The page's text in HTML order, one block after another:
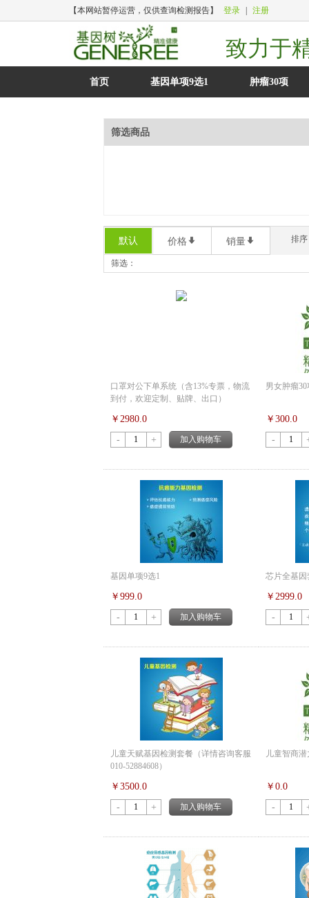
【本网站暂停运营，仅供查询检测报告】 登录 注册
致力于
首页 基因单项9选1 肿瘤30项
筛选商品
默认 价格 * 销量* 排
筛选：
口罩对公下单系统（含13%专票，物流
到付，欢迎定制、贴牌、出口）
￥2980.0
-
+ 加入购物车
男女肿瘤30
￥300.0
-
基因单项9选1
￥999.0
-
+ 加入购物车
芯片全基因
￥2999.0
-
儿童天赋基因检测套餐（详情咨询客服
010-52884608）
￥3500.0
-
+ 加入购物车
儿童智商潜
￥0.0
-